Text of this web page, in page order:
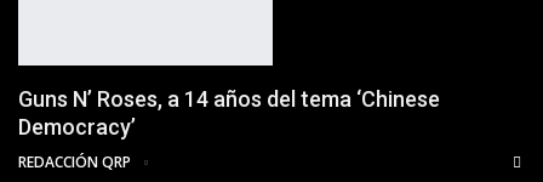
Guns N’ Roses, a 14 años del tema ‘Chinese
Democracy’
REDACCIÓN QRP